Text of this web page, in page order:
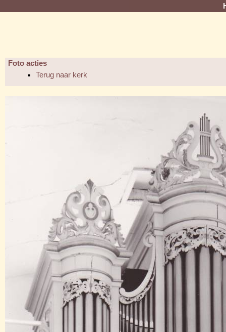
Foto acties
Terug naar kerk